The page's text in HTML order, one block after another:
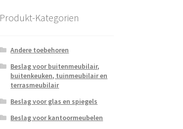
Produkt-Kategorien
Andere toebehoren
Beslag voor buitenmeubilair,
buitenkeuken, tuinmeubilair en
terrasmeubilair
Beslag voor glas en spiegels
Beslag voor kantoormeubelen